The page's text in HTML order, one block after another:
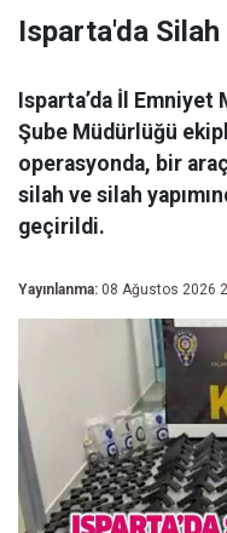
Isparta'da Silah
Isparta’da İl
Şube Müdürlüğü
operasyonda, bir
silah ve silah
geçirildi.
Yayınlanma: 08 Ağustos 2026